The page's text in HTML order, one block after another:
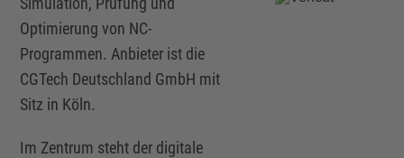
Optimierung von NC-
Programmen. Anbieter ist die
CGTech Deutschland GmbH mit
Sitz in Köln.
Im Zentrum steht der digitale